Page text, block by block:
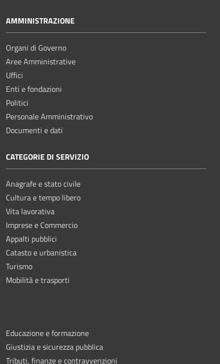
AMMINISTRAZIONE
Organi di Governo
Aree Amministrative
Uffici
Enti e fondazioni
Politici
Personale Amministrativo
Documenti e dati
CATEGORIE DI SERVIZIO
Anagrafe e stato civile
Cultura e tempo libero
Vita lavorativa
Imprese e Commercio
Appalti pubblici
Catasto e urbanistica
Turismo
Mobilità e trasporti
Educazione e formazione
Giustizia e sicurezza pubblica
Tributi, finanze e contravvenzioni